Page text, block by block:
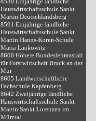
Hauswirtschaftsschule Sankt
Martin Deutschlandsberg
8591 Einjährige ländliche
Hauswirtschaftsschule Sankt
Martin Hanns-Koren-Schule
Maria Lankowitz
8600 Höhere Bundeslehranstalt
für Forstwirtschaft Bruck an der
Mur
8605 Landwirtschaftliche
Fachschule Kapfenberg
8642 Zweijährige ländliche
Hauswirtschaftsschule Sankt
Martin Sankt Lorenzen im
Mürztal